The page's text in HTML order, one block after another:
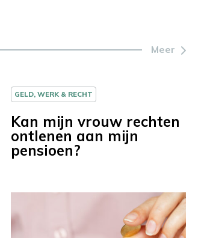
Meer
GELD, WERK & RECHT
Kan mijn vrouw rechten
ontlenen aan mijn
pensioen?